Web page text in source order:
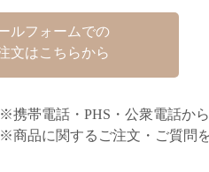
ルフォームでの
文はこちらから
※携帯電話・PHS・公衆電話か
※商品に関するご注文・ご質問を